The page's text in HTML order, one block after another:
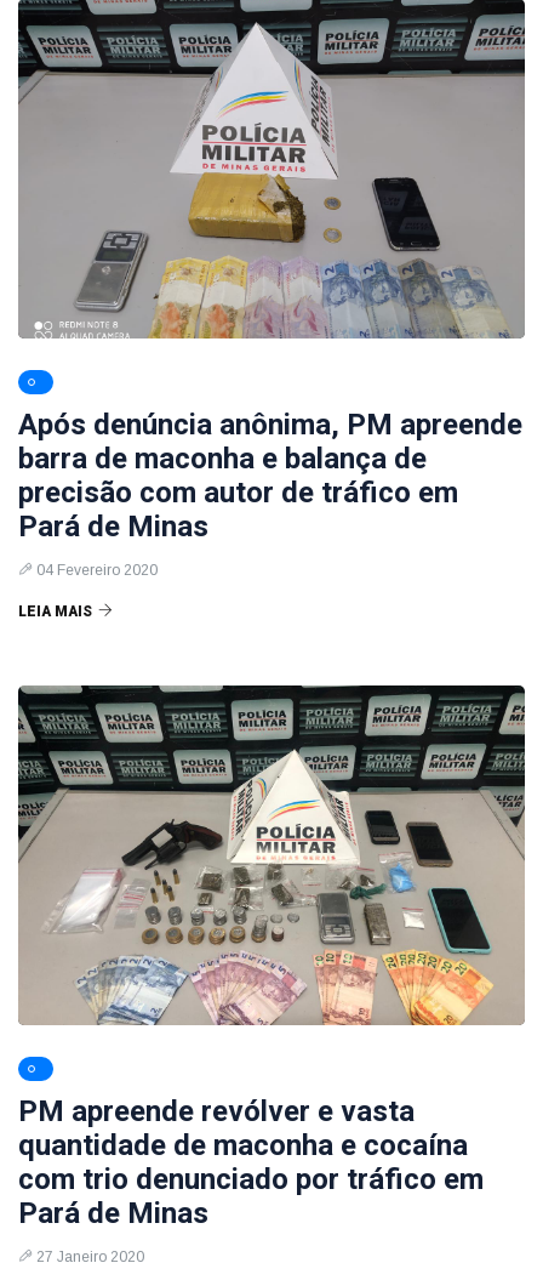
Após denúncia anônima, PM apreende
barra de maconha e balança de
precisão com autor de tráfico em
Pará de Minas
04 Fevereiro 2020
LEIA MAIS
PM apreende revólver e vasta
quantidade de maconha e cocaína
com trio denunciado por tráfico em
Pará de Minas
27 Janeiro 2020